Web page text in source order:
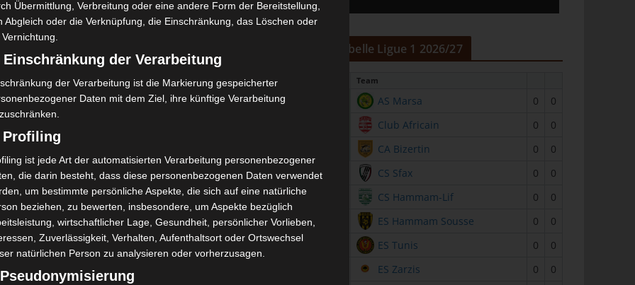
Tabelle Ligue 1 2026/27
Team
AS Marsa 0
0
Club Africain 0
0
CA Bizertin 0
0
CS Sfax 0
0
CS Hammam-Lif 0
0
ES Hammam Sousse 0
0
ES Tunis 0
0
ES Zarzis 0
0
Übermittlung, Verbreitung oder eine andere Form der Bereitstellung,
Abgleich oder die Verknüpfung, die Einschränkung, das Löschen oder
Einschränkung der Verarbeitung
der Verarbeitung ist die Markierung gespeicherter
Daten mit dem Ziel, ihre künftige Verarbeitung
Profiling
ist jede Art der automatisierten Verarbeitung personenbezogener
die darin besteht, dass diese personenbezogenen Daten verwendet
um bestimmte persönliche Aspekte, die sich auf eine natürliche
beziehen, zu bewerten, insbesondere, um Aspekte bezüglich
wirtschaftlicher Lage, Gesundheit, persönlicher Vorlieben,
Zuverlässigkeit, Verhalten, Aufenthaltsort oder Ortswechsel
natürlichen Person zu analysieren oder vorherzusagen.